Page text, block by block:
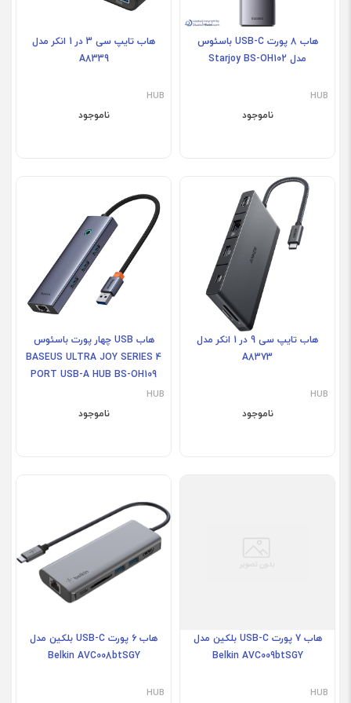
هاب 8 پورت USB-C باسئوس
مدل Starjoy BS-OH102
HUB
ناموجود
هاب تایپ سی 3 در 1 انکر مدل
A8339
HUB
ناموجود
هاب تایپ سی 9 در 1 انکر مدل
A8373
HUB
ناموجود
هاب USB چهار پورت باسئوس
BASEUS ULTRA JOY SERIES 4
PORT USB-A HUB BS-OH109
HUB
ناموجود
هاب 7 پورت USB-C بلکین مدل
Belkin AVC009btSGY
HUB
هاب 6 پورت USB-C بلکین مدل
Belkin AVC008btSGY
HUB